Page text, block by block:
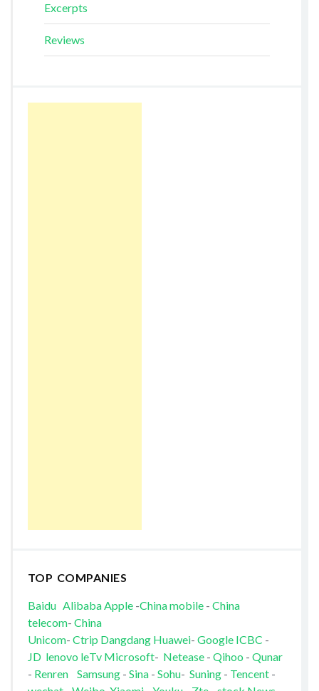
Excerpts
Reviews
TOP COMPANIES
Baidu AlibabaApple-China mobile- China
telecom- China
Unicom- Ctrip Dangdang Huawei- Google ICBC -
JD lenovo leTv Microsoft- Netease- Qihoo - Qunar
- Renren Samsung- Sina- Sohu- Suning- Tencent-